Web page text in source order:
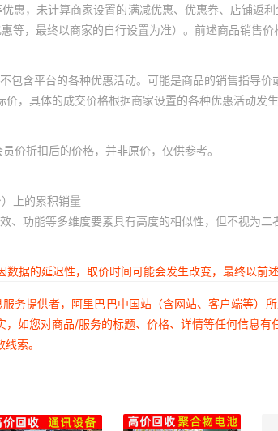
惠，未计算商家设置的满减优惠、优惠券、店铺
等，最终以商家的自行设置为准）。前述商品销售
包含平台的各种优惠活动。可能是商品的销售指导价
，具体的成交价格根据商家设置的各种优惠活动发
价折扣后的价格，并非原价，仅供参考。
上的累积销量
、功能等多维度要素具有高度的相似性，但不视为二
据的延迟性，取价时间可能会发生改变，最终以前
务提供者，阿里巴巴中国站（含网站、客户端等
如您对商品/服务的标题、价格、详情等任何信息
索。